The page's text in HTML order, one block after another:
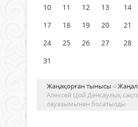
10
11 12 13 14
17
18 19 20 21
24
25 26 27 28
31
Жаңақорған тынысы »
Алексей Цой Денсаулық
лауазымынан босатылды